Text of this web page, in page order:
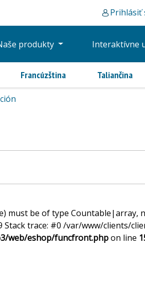
Prihlásiť
produkty Interaktívne
Francúzština Taliančina
must be of type Countable|array,
trace: #0 /var/www/clients/
web/eshop/funcfront.phpon line